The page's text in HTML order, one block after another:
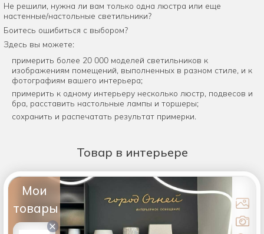
Не решили, нужна ли вам только одна люстра или еще
настенные/настольные светильники?
Боитесь ошибиться с выбором?
Здесь вы можете:
примерить более 20 000 моделей светильников к
изображениям помещений, выполненных в разном стиле, и к
фотографиям вашего интерьера;
примерить к одному интерьеру несколько люстр, подвесов и
бра, расставить настольные лампы и торшеры;
сохранить и распечатать результат примерки.
Товар в интерьере
Мои
товары
×